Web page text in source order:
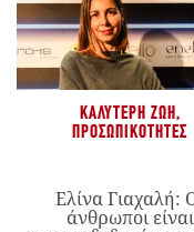
ΚΑΛΎΤΕΡΗ ΖΩΉ,
ΠΡΟΣΩΠΙΚΌΤΗΤΕΣ
Ελίνα Γιαχαλή:
άνθρωποι είναι